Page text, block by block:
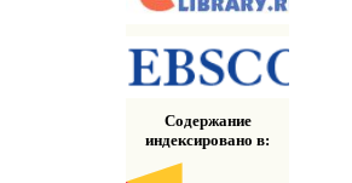
Содержание
индексировано в: